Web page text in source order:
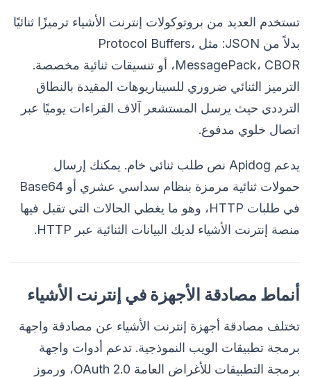
تستخدم العديد من بروتوكولات إنترنت الأشياء ترميزًا ثنائيًا
بدلاً من JSON: مثل Protocol Buffers،
MessagePack، CBOR، أو تنسيقات ثنائية مخصصة.
الترميز الثنائي ضروري للسيناريوهات المقيدة بالنطاق
الترددي حيث يرسل المستشعر آلاف القراءات يوميًا عبر
اتصال خلوي مدفوع.
يدعم Apidog نص طلب ثنائي خام. يمكنك إرسال
حمولات ثنائية مرمزة بنظام سداسي عشري أو Base64
في طلبات HTTP، وهو ما يغطي الحالات التي تقبل فيها
منصة إنترنت الأشياء لديك البيانات الثنائية عبر HTTP.
أنماط مصادقة الأجهزة في إنترنت الأشياء
تختلف مصادقة أجهزة إنترنت الأشياء عن مصادقة واجهة
برمجة تطبيقات الويب النموذجية. تدعم أدوات واجهة
برمجة التطبيقات للأغراض العامة OAuth 2.0، ورموز